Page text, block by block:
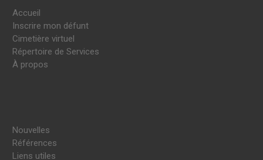
Accueil
Inscrire mon défunt
Cimetière virtuel
Répertoire de Services
À propos
Nouvelles
Références
Liens utiles